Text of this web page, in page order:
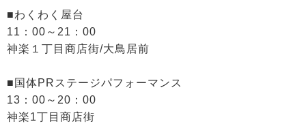
■わくわく屋台
11：00～21：00
神楽１丁目商店街/大鳥居前
■国体PRステージパフォーマンス
13：00～20：00
神楽1丁目商店街